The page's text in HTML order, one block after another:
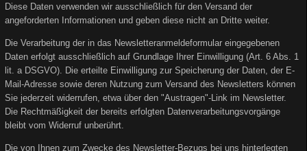
Diese Daten verwenden wir ausschließlich für den Versand der
angeforderten Informationen und geben diese nicht an Dritte weiter.
Die Verarbeitung der in das Newsletteranmeldeformular eingegebenen
Daten erfolgt ausschließlich auf Grundlage Ihrer Einwilligung (Art. 6 Abs. 1
lit. a DSGVO). Die erteilte Einwilligung zur Speicherung der Daten, der E-
Mail-Adresse sowie deren Nutzung zum Versand des Newsletters können
Sie jederzeit widerrufen, etwa über den "Austragen"-Link im Newsletter.
Die Rechtmäßigkeit der bereits erfolgten Datenverarbeitungsvorgänge
bleibt vom Widerruf unberührt.
Die von Ihnen zum Zwecke des Newsletter-Bezugs bei uns hinterlegten